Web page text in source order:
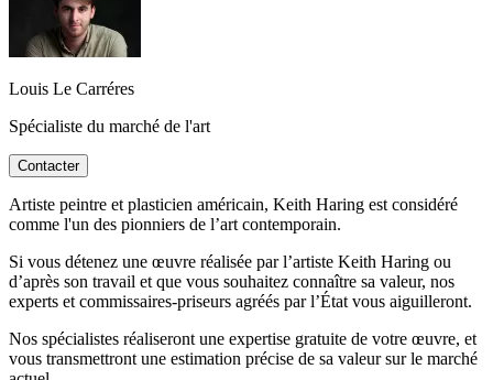
Louis Le Carréres
Spécialiste du marché de l'art
Contacter
Artiste peintre et plasticien américain, Keith Haring est considéré
comme l'un des pionniers de l’art contemporain.
Si vous détenez une œuvre réalisée par l’artiste Keith Haring ou
d’après son travail et que vous souhaitez connaître sa valeur, nos
experts et commissaires-priseurs agréés par l’État vous aiguilleront.
Nos spécialistes réaliseront une expertise gratuite de votre œuvre, et
vous transmettront une estimation précise de sa valeur sur le marché